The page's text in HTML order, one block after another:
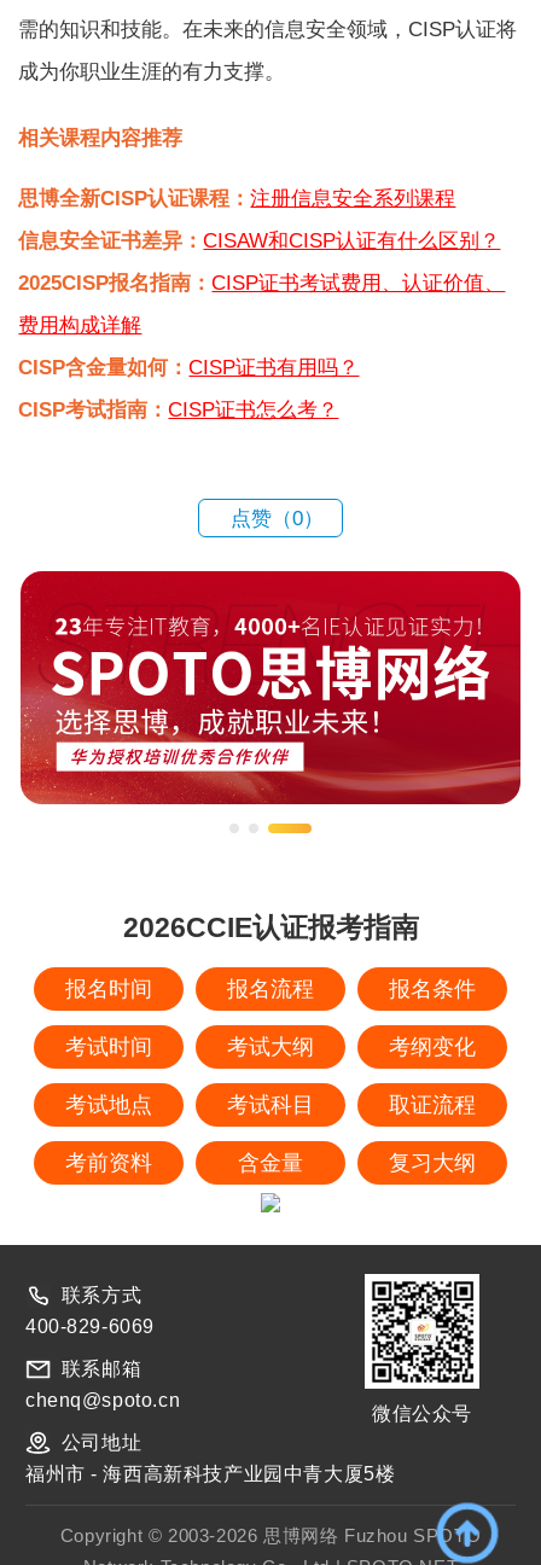
需的知识和技能。在未来的信息安全领域，CISP认证将
成为你职业生涯的有力支撑。
相关课程内容推荐
思博全新CISP认证课程：注册信息安全系列课程
信息安全证书差异：CISAW和CISP认证有什么区别？
2025CISP报名指南：CISP证书考试费用、认证价值、
费用构成详解
CISP含金量如何：CISP证书有用吗？
CISP考试指南：CISP证书怎么考？
点赞（0）
2026CCIE认证报考指南
报名时间 报名流程 报名条件
考试时间 考试大纲 考纲变化
考试地点 考试科目 取证流程
考前资料 含金量 复习大纲
联系方式
400-829-6069
联系邮箱
chenq@spoto.cn
公司地址
微信公众号
福州市 - 海西高新科技产业园中青大厦5楼
Copyright © 2003-2026 思博网络 Fuzhou SPOTO